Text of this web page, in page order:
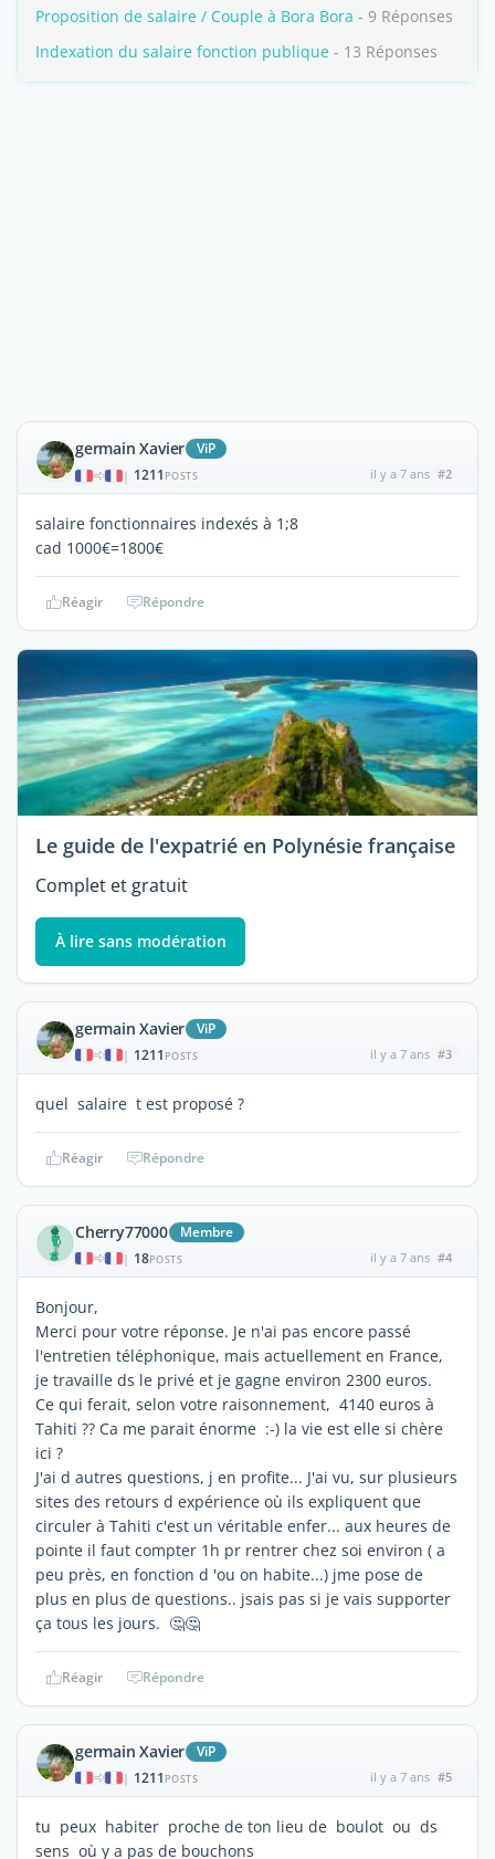
Proposition de salaire / Couple à Bora Bora - 9 Réponses
Indexation du salaire fonction publique - 13 Réponses
germain Xavier ViP
| 1211 POSTS il y a 7 ans #2
salaire fonctionnaires indexés à 1;8
cad 1000€=1800€
Réagir Répondre
Le guide de l'expatrié en Polynésie française
Complet et gratuit
À lire sans modération
germain Xavier ViP
| 1211 POSTS il y a 7 ans #3
quel salaire t est proposé ?
Réagir Répondre
Cherry77000 Membre
| 18POSTS il y a 7 ans #4
Bonjour,
Merci pour votre réponse. Je n'ai pas encore passé
l'entretien téléphonique, mais actuellement en France,
je travaille ds le privé et je gagne environ 2300 euros.
Ce qui ferait, selon votre raisonnement, 4140 euros à
Tahiti ?? Ca me parait énorme :-) la vie est elle si chère
ici ?
J'ai d autres questions, j en profite... J'ai vu, sur plusieurs
sites des retours d expérience où ils expliquent que
circuler à Tahiti c'est un véritable enfer... aux heures de
pointe il faut compter 1h pr rentrer chez soi environ ( a
peu près, en fonction d 'ou on habite...) jme pose de
plus en plus de questions.. jsais pas si je vais supporter
ça tous les jours. 🤔🤔
Réagir Répondre
germain Xavier ViP
| 1211 POSTS il y a 7 ans #5
tu peux habiter proche de ton lieu de boulot ou ds
sens où y a pas de bouchons